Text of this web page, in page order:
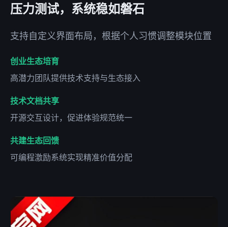
压力测试，系统稳如磐石
支持自定义界面布局，根据个人习惯调整模块位置
创业生态培育
高潜力团队提供技术支持与生态接入
技术文档共享
开源交互设计，促进体验规范统一
共建生态回馈
可编程激励系统实现精准价值分配